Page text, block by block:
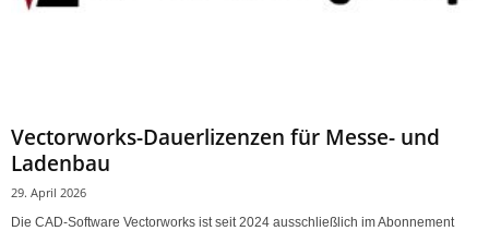
Vectorworks-Dauerlizenzen für Messe- und
Ladenbau
29. April 2026
Die CAD-Software Vectorworks ist seit 2024 ausschließlich im Abonnement